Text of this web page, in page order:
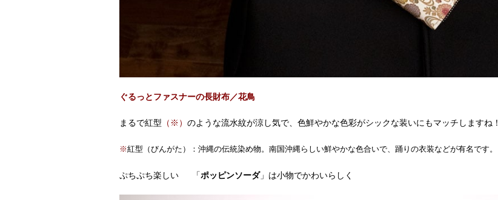
ぐるっとファスナーの長財布／花鳥
まるで紅型 （※） のような流水紋が涼し気で、色鮮やかな色彩がシックな装いにもマッチしますね！
※紅型（びんがた）：沖縄の伝統染め物。南国沖縄らしい鮮やかな色合いで、踊りの衣装などが有名です。
ぷちぷち楽しい 「ポッピンソーダ」は小物でかわいらしく